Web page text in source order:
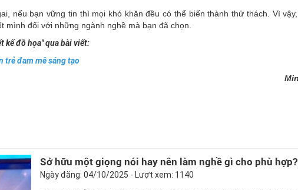
nếu bạn vững tin thì mọi khó khăn đều có thể biến thành thử thách. Vì vậy,
mình đối với những ngành nghề mà bạn đã chọn.
kế đồ họa" qua bài viết:
trẻ đam mê sáng tạo
Sở hữu một giọng nói hay nên làm nghề gì cho phù hợp?
Ngày đăng: 04/10/2025 - Lượt xem: 1140